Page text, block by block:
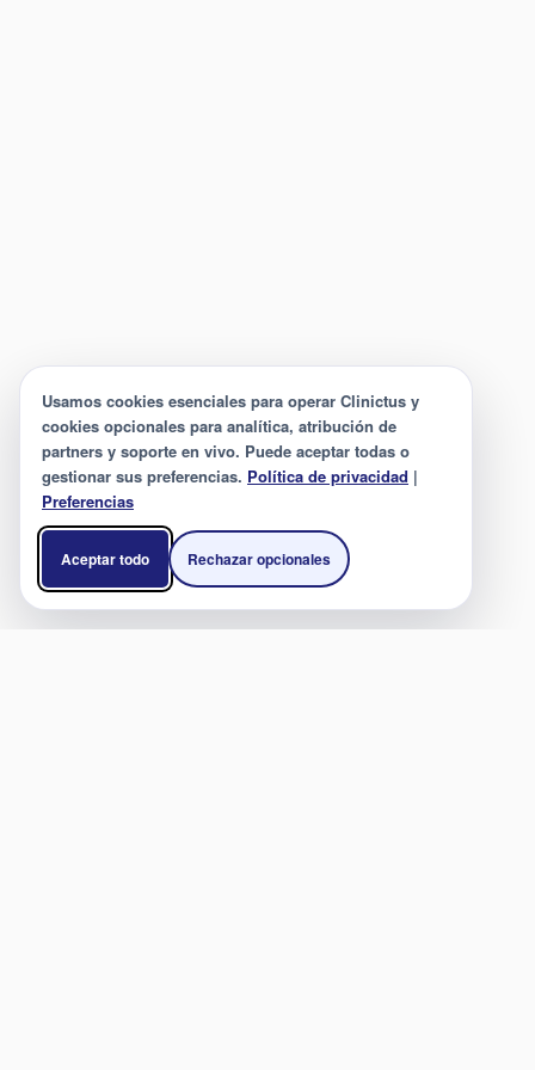
Usamos cookies esenciales para operar Clinictus y
cookies opcionales para analítica, atribución de
partners y soporte en vivo. Puede aceptar todas o
gestionar sus preferencias. Política de privacidad |
Preferencias
Aceptar todo Rechazar opcionales